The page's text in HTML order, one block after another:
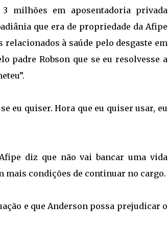
milhões em aposentadoria privada
que era de propriedade da Afipe
à saúde pelo desgaste em
padre Robson que se eu resolvesse a
eu quiser. Hora que eu quiser usar, eu
diz que não vai bancar uma vida
mais condições de continuar no cargo.
e que Anderson possa prejudicar o